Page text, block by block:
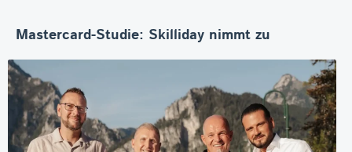
Mastercard-Studie: Skilliday nimmt zu